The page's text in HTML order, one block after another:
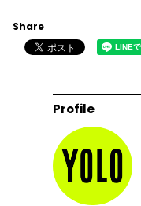
Share
Profile